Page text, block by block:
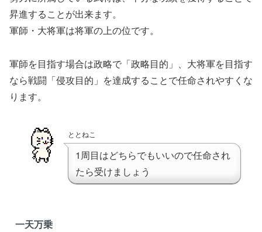
昇進することが出来ます。
軍師・大将軍は将軍の上の位です。
軍師を目指す場合は政略で「政略目的」、大将軍を目指す
なら戦闘「侵攻目的」を達成することで任命されやすくな
ります。
ととねこ
1周目はどちらでもいいので任命され
たら受けましょう
一天万乗